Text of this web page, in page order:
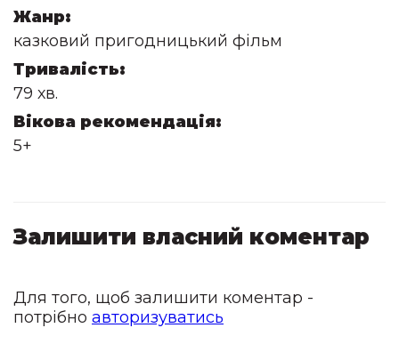
Жанр:
казковий пригодницький фільм
Тривалість:
79 хв.
Вікова рекомендація:
5+
Залишити власний коментар
Для того, щоб залишити коментар -
потрібно авторизуватись